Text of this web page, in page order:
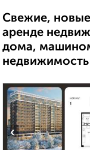
Свежие,
аренде
дома,
‹